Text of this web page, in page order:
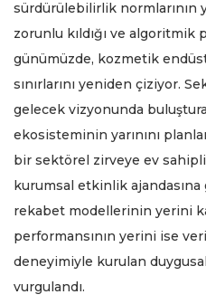
sürdürülebilirlik normlarının
zorunlu kıldığı ve algoritmik
günümüzde, kozmetik
sınırlarını yeniden çiziyor.
gelecek vizyonunda
ekosisteminin yarınını
bir sektörel zirveye ev
kurumsal etkinlik ajandasına
rekabet modellerinin yerini
performansının yerini ise
deneyimiyle kurulan
vurgulandı.